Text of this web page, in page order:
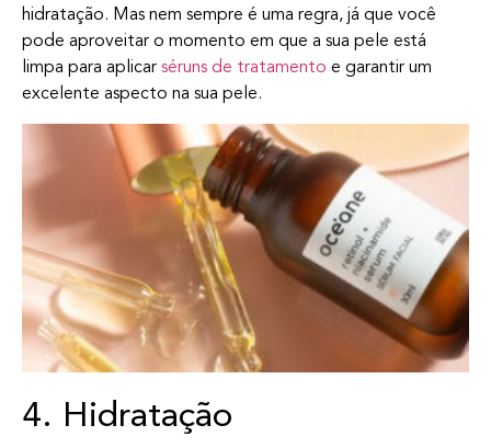
hidratação. Mas nem sempre é uma regra, já que você
pode aproveitar o momento em que a sua pele está
limpa para aplicar séruns de tratamento e garantir um
excelente aspecto na sua pele.
4. Hidratação